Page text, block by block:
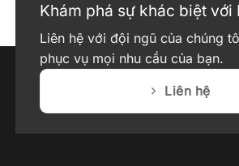
Khám phá sự khác biệt với
Liên hệ với đội ngũ của chúng
phục vụ mọi nhu cầu của bạn.
Liên hệ